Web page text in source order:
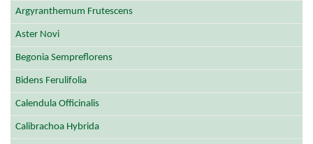
Argyranthemum Frutescens
Aster Novi
Begonia Sempreflorens
Bidens Ferulifolia
Calendula Officinalis
Calibrachoa Hybrida